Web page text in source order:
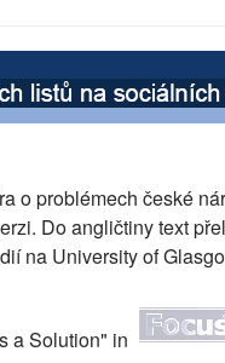
o problémech české
Do angličtiny text
na University of
a Solution" in